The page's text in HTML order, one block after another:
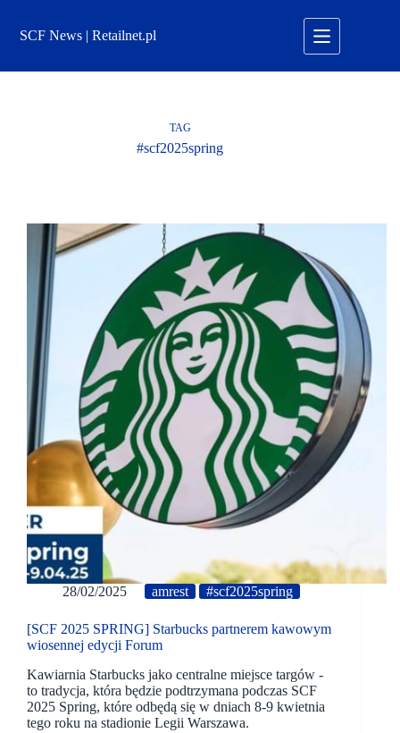
treściSCF News | Retailnet.pl
TAG
#scf2025spring
28/02/2025 amrest #scf2025spring
[SCF 2025 SPRING] Starbucks partnerem kawowym
wiosennej edycji Forum
Kawiarnia Starbucks jako centralne miejsce targów -
to tradycja, która będzie podtrzymana podczas SCF
2025 Spring, które odbędą się w dniach 8-9 kwietnia
tego roku na stadionie Legii Warszawa.